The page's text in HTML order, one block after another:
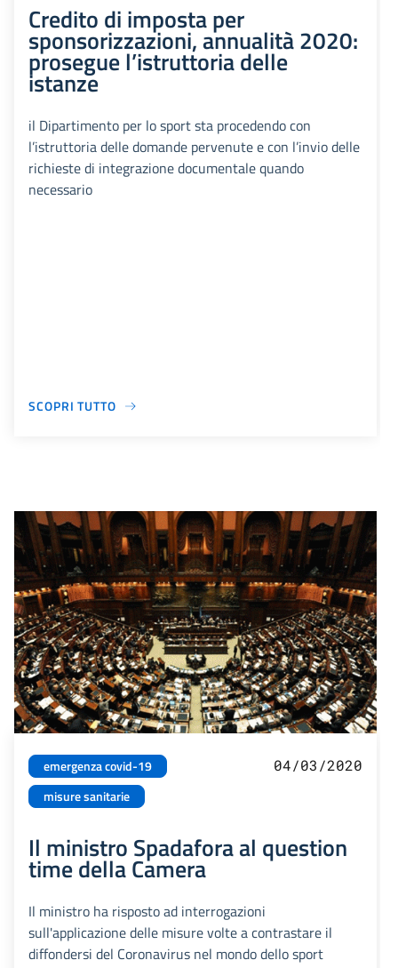
Credito di imposta per
sponsorizzazioni, annualità 2020:
prosegue l’istruttoria delle
istanze
il Dipartimento per lo sport sta procedendo con
l’istruttoria delle domande pervenute e con l’invio delle
richieste di integrazione documentale quando
necessario
SCOPRI TUTTO
emergenza covid-19
misure sanitarie
04/03/2020
Il ministro Spadafora al question
time della Camera
Il ministro ha risposto ad interrogazioni
sull'applicazione delle misure volte a contrastare il
diffondersi del Coronavirus nel mondo dello sport